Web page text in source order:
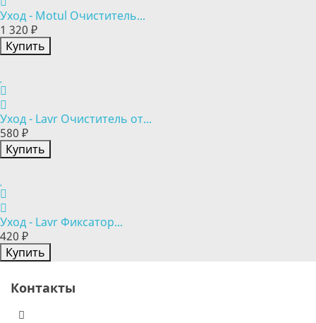
Уход - Motul Очиститель...
1 320 ₽
Купить
Уход - Lavr Очиститель от...
580 ₽
Купить
Уход - Lavr Фиксатор...
420 ₽
Купить
Контакты